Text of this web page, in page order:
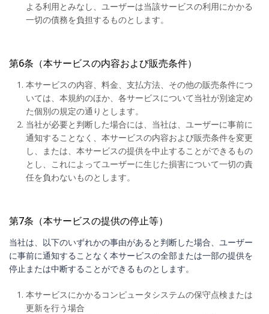
よる利用とみなし、ユーザーは当該サービスの利用にかかる
一切の債務を負担するものとします。
第6条（本サービスの内容および販売条件）
本サービスの内容、料金、支払方法、その他の販売条件につ
いては、本規約のほか、各サービスについて当社が別途定め
た個別の規定の通りとします。
当社が必要と判断した場合には、当社は、ユーザーに事前に
通知することなく、本サービスの内容および販売条件を変更
し、または、本サービスの提供を中止することができるもの
とし、これによってユーザーに生じた損害について一切の責
任を負わないものとします。
第7条（本サービスの提供の停止等）
当社は、以下のいずれかの事由があると判断した場合、ユーザー
に事前に通知することなく本サービスの全部または一部の提供を
停止または中断することができるものとします。
本サービスにかかるコンピュータシステムの保守点検または
更新を行う場合